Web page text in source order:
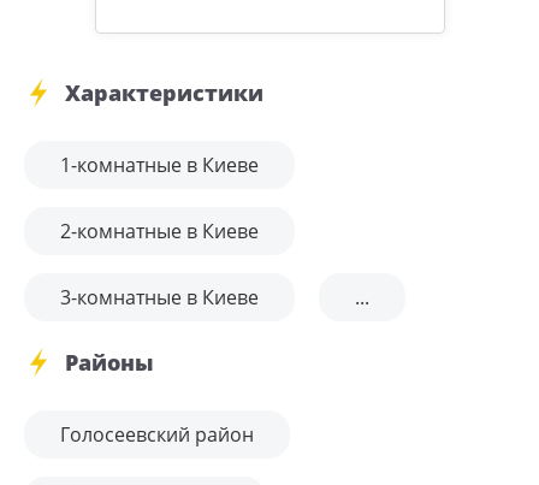
Характеристики
1-комнатные в Киеве
2-комнатные в Киеве
3-комнатные в Киеве ...
Районы
Голосеевский район